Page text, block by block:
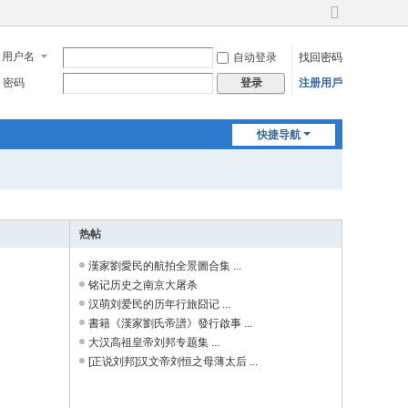
切
到
宽
用户名 自动登录
找回密码
密码
登录 注册用戶
快捷导航
热帖
漢家劉愛民的航拍全景圖合集 ...
铭记历史之南京大屠杀
汉萌刘爱民的历年行旅囧记 ...
書籍《漢家劉氏帝譜》發行啟事 ...
大汉高祖皇帝刘邦专题集 ...
[正说刘邦]汉文帝刘恒之母薄太后 ...